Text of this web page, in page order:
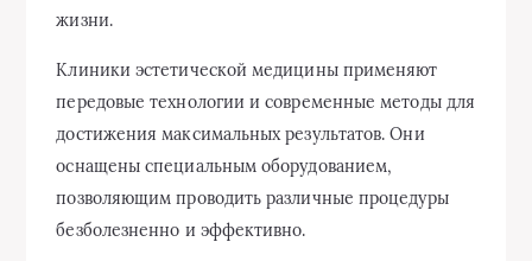
жизни.
Клиники эстетической медицины применяют
передовые технологии и современные методы для
достижения максимальных результатов. Они
оснащены специальным оборудованием,
позволяющим проводить различные процедуры
безболезненно и эффективно.